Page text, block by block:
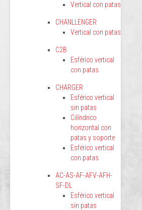
Vertical con patas
CHANLLENGER
Vertical con patas
C2B
Esférico vertical
con patas
CHARGER
Esférico vertical
sin patas
Cilíndrico
horizontal con
patas y soporte
Esférico vertical
con patas
AC-AS-AF-AFV-AFH-
SF-DL
Esférico vertical
sin patas